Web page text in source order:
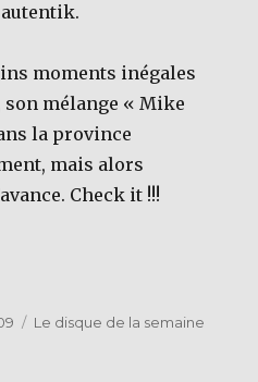
autentik.
moments inégales
son mélange « Mike
la province
mais alors
Check it !!!
Catégories
Le disque de la semaine